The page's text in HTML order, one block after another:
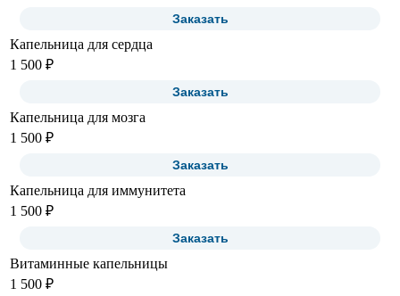
Заказать
Капельница для сердца
1 500 ₽
Заказать
Капельница для мозга
1 500 ₽
Заказать
Капельница для иммунитета
1 500 ₽
Заказать
Витаминные капельницы
1 500 ₽